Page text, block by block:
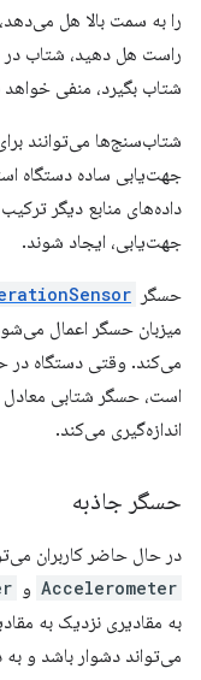
را به سمت بالا هل
شتاب بگیرد، منفی خواهد
شتاب‌سنج‌ها می‌توانند
جهت‌یابی ساده دستگاه
داده‌های منابع دیگر
جهت‌یابی، ایجاد شوند.
حسگر
میزبان حسگر اعمال
می‌کند. وقتی دستگاه در
است، حسگر شتابی معادل ≈ 0 متر بر
اندازه‌گیری می‌کند.
حسگر جاذبه
در حال حاضر کاربران
Accelerometer و
به مقادیری نزدیک به
می‌تواند دشوار باشد و